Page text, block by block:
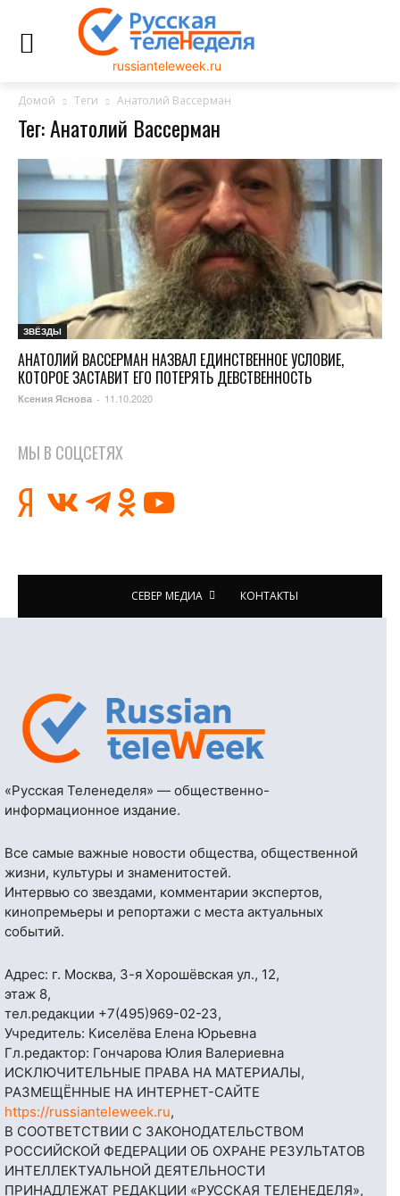
russianteleweek.ru
Домой Теги Анатолий Вассерман
Тег: Анатолий Вассерман
ЗВЁЗДЫ
АНАТОЛИЙ ВАССЕРМАН НАЗВАЛ ЕДИНСТВЕННОЕ УСЛОВИЕ,
КОТОРОЕ ЗАСТАВИТ ЕГО ПОТЕРЯТЬ ДЕВСТВЕННОСТЬ
Ксения Яснова - 11.10.2020
МЫ В СОЦСЕТЯХ
СЕВЕР МЕДИА КОНТАКТЫ
«Русская Теленеделя» — общественно-
информационное издание.
Все самые важные новости общества, общественной
жизни, культуры и знаменитостей.
Интервью со звездами, комментарии экспертов,
кинопремьеры и репортажи с места актуальных
событий.
Адрес: г. Москва, 3-я Хорошёвская ул., 12,
этаж 8,
тел.редакции +7(495)969-02-23,
Учредитель: Киселёва Елена Юрьевна
Гл.редактор: Гончарова Юлия Валериевна
ИСКЛЮЧИТЕЛЬНЫЕ ПРАВА НА МАТЕРИАЛЫ,
РАЗМЕЩЁННЫЕ НА ИНТЕРНЕТ-САЙТЕ
https://russianteleweek.ru,
В СООТВЕТСТВИИ С ЗАКОНОДАТЕЛЬСТВОМ
РОССИЙСКОЙ ФЕДЕРАЦИИ ОБ ОХРАНЕ РЕЗУЛЬТАТОВ
ИНТЕЛЛЕКТУАЛЬНОЙ ДЕЯТЕЛЬНОСТИ
ПРИНАДЛЕЖАТ РЕДАКЦИИ «РУССКАЯ ТЕЛЕНЕДЕЛЯ»,